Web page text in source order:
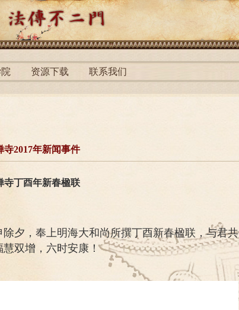
资源下载 联系我们
寺2017年新闻事件
寺丁酉年新春楹联
夕，奉上明海大和尚所撰丁酉新春楹联，与君共
双增，六时安康！